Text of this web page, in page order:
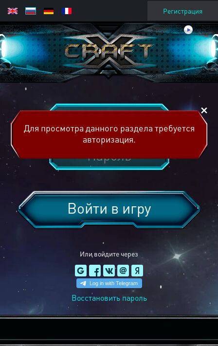
Регистрация
Или войдите через
Войти в игру
Восстановить пароль
Для просмотра данного раздела требуется
авторизация.